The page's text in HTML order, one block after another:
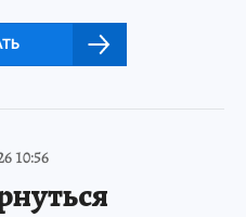
10:56